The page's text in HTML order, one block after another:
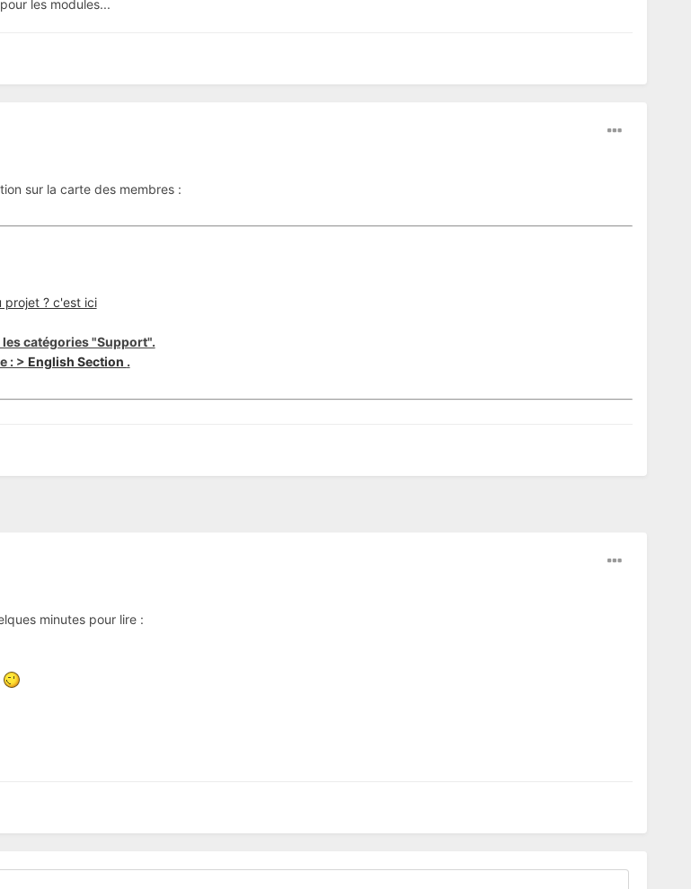
les modules...
sur la carte des membres :
projet ? c'est ici
catégories "Support".
: > English Section .
minutes pour lire :